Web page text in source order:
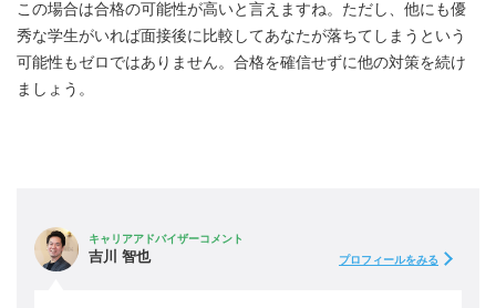
この場合は合格の可能性が高いと言えますね。ただし、他にも優
秀な学生がいれば面接後に比較してあなたが落ちてしまうという
可能性もゼロではありません。合格を確信せずに他の対策を続け
ましょう。
キャリアアドバイザーコメント
吉川 智也 プロフィールをみる